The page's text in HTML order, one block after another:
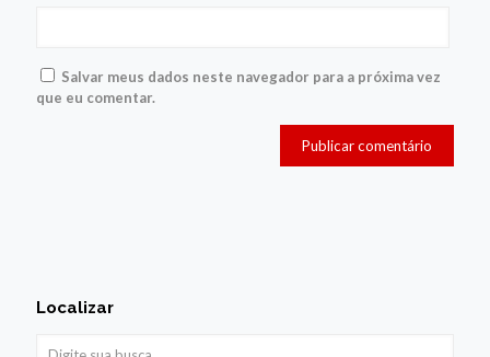
Salvar meus dados neste navegador para a próxima vez
que eu comentar.
Localizar